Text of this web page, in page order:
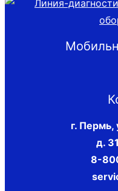
г. Пермь,
д.
8-